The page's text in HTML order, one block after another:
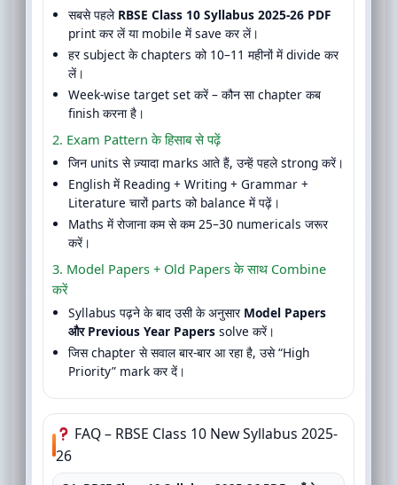
सबसे पहले RBSE Class 10 Syllabus 2025-26 PDF
print कर लें या mobile में save कर लें।
हर subject के chapters को 10–11 महीनों में divide कर
लें।
Week-wise target set करें – कौन सा chapter कब
finish करना है।
2. Exam Pattern के हिसाब से पढ़ें
जिन units से ज़्यादा marks आते हैं, उन्हें पहले strong करें।
English में Reading + Writing + Grammar +
Literature चारों parts को balance में पढ़ें।
Maths में रोजाना कम से कम 25–30 numericals जरूर
करें।
3. Model Papers + Old Papers के साथ Combine
करें
Syllabus पढ़ने के बाद उसी के अनुसार Model Papers
और Previous Year Paperssolve करें।
जिस chapter से सवाल बार-बार आ रहा है, उसे “High
Priority” mark कर दें।
FAQ – RBSE Class 10 New Syllabus 2025-
26